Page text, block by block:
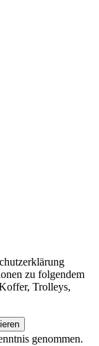
zu folgendem
Trolleys,
genommen.